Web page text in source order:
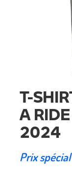
T-
A
2024
Prix